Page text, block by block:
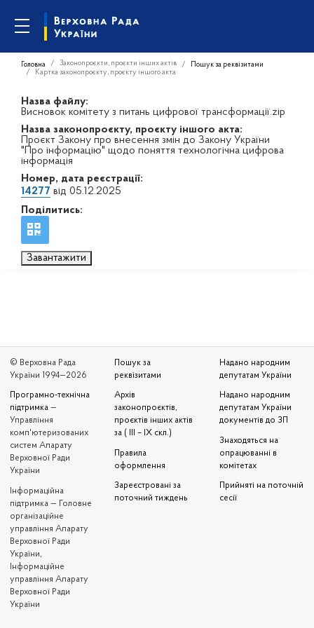
Головна Законопроєкти, проєкти інших актів
Пошук за реквізитами
Картка законопроєкту, проєкту іншого акта
Назва файлу:
Висновок комітету з питань цифрової трансформації.zip
Назва законопроєкту, проєкту іншого акта:
Проєкт Закону про внесення змін до Закону України
"Про інформацію" щодо поняття технологічна цифрова
інформація
Номер, дата реєстрації:
14277 від 05.12.2025
Поділитись:
Завантажити
© Верховна Рада
України 1994—2026
Програмно-технічна
підтримка —
Управління
комп'ютеризованих
систем Апарату
Верховної Ради
України
Iнформаційна
підтримка — Головне
організаційне
управління Апарату
Верховної Ради
України,
Інформаційне
управління Апарату
Верховної Ради
України
Пошук за
реквізитами
Архів
законопроєктів,
проєктів інших актів
за ( III – IX скл.)
Правила
оформлення
Зареєстровані за
поточний тиждень
Надано народним
депутатам України
Надано народним
депутатам України
документів до ЗП
Знаходяться на
опрацюванні в
комітетах
Прийняті на поточній
сесії